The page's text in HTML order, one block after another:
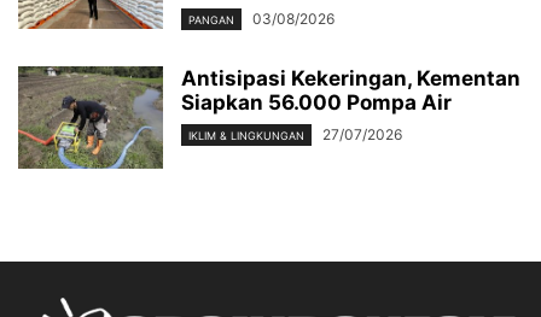
PANGAN 03/08/2026
Antisipasi Kekeringan, Kementan
Siapkan 56.000 Pompa Air
IKLIM & LINGKUNGAN 27/07/2026